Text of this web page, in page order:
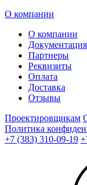
О компании
О компании
Документация
Партнеры
Реквизиты
Оплата
Доставка
Отзывы
Проектировщикам
Политика
+7 (383) 310-09-19